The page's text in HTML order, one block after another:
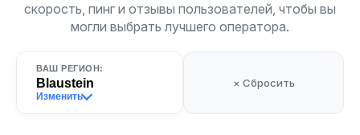
скорость, пинг и отзывы пользователей, чтобы вы
могли выбрать лучшего оператора.
ВАШ РЕГИОН:
Blaustein
Изменить
× Сбросить